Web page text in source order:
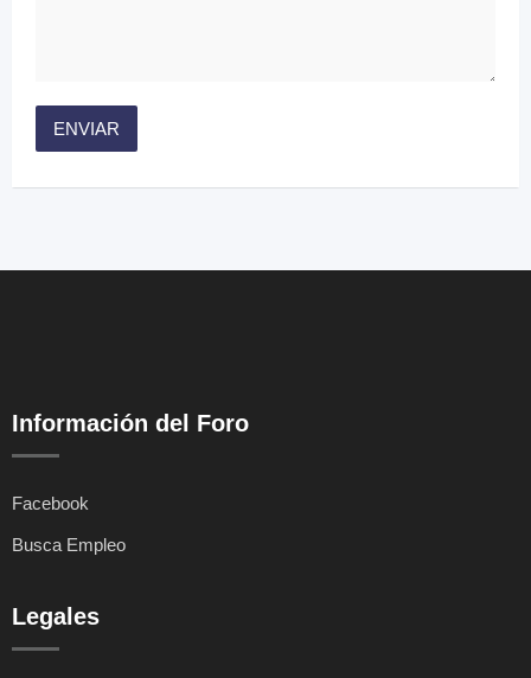
Información del Foro
Facebook
Busca Empleo
Legales